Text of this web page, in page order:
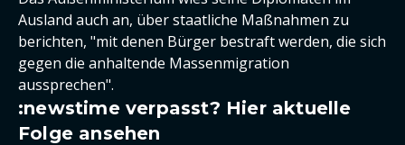
Ausland auch an, über staatliche Maßnahmen zu
berichten, "mit denen Bürger bestraft werden, die sich
gegen die anhaltende Massenmigration
aussprechen".
:newstime verpasst? Hier aktuelle
Folge ansehen